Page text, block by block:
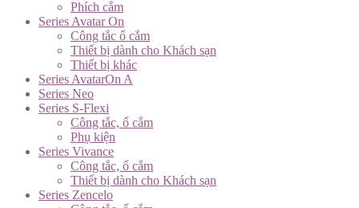
Phích cắm
Series Avatar On
Công tắc ổ cắm
Thiết bị dành cho Khách sạn
Thiết bị khác
Series AvatarOn A
Series Neo
Series S-Flexi
Công tắc, ổ cắm
Phụ kiện
Series Vivance
Công tắc, ổ cắm
Thiết bị dành cho Khách sạn
Series Zencelo